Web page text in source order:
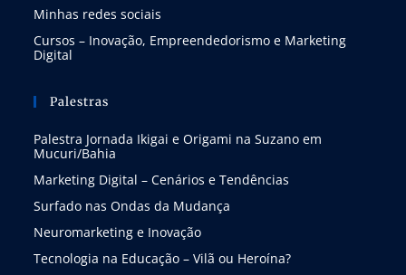
Minhas redes sociais
Cursos – Inovação, Empreendedorismo e Marketing
Digital
Palestras
Palestra Jornada Ikigai e Origami na Suzano em
Mucuri/Bahia
Marketing Digital – Cenários e Tendências
Surfado nas Ondas da Mudança
Neuromarketing e Inovação
Tecnologia na Educação – Vilã ou Heroína?